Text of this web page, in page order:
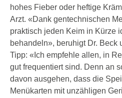
hohes Fieber oder heftige
Arzt. «Dank gentechnischen
praktisch jeden Keim in Kürze
behandeln», beruhigt Dr. Beck
Tipp: «Ich empfehle allen, in
gut frequentiert sind. Denn an
davon ausgehen, dass die
Menükarten mit unzähligen